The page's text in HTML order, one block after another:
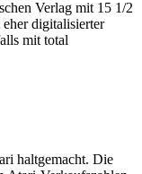
Verlag mit 15 1/2
digitalisierter
mit total
haltgemacht. Die